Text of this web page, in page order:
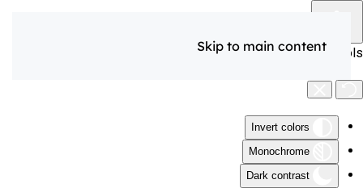
Accessibility Tools
Invert colors
Monochrome
Dark contrast
Skip to main content